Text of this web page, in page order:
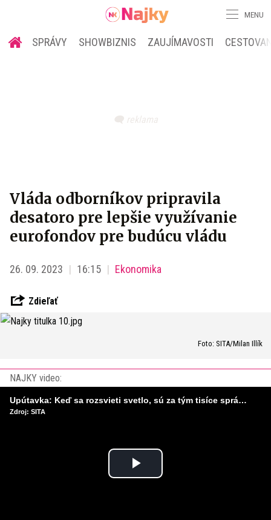
MENU
SPRÁVY SHOWBIZNIS ZAUJÍMAVOSTI
Vláda odborníkov pripravila
desatoro pre lepšie využívanie
eurofondov pre budúcu vládu
26. 09. 2023 16:15 Ekonomika
Zdieľať
Foto: SITA/Milan Illík
NAJKY video:
Play
Upútavka: Keď sa rozsvieti svetlo, sú za tým tisíce správnych rozhodnutí. Ako vzniká infraštruktúra, ktorú nevnímame?
Zdroj: SITA